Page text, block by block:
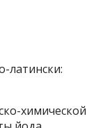
латински:
химической